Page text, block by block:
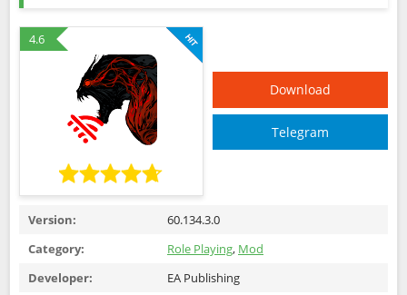
4.6
Download
Telegram
Version:
60.134.3.0
Category:
Role Playing, Mod
Developer:
EA Publishing